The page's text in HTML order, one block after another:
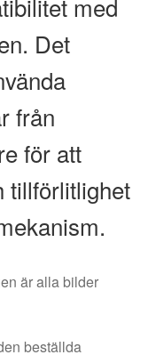
med
Det
från
för att
tillförlitlighet
är alla bilder
beställda